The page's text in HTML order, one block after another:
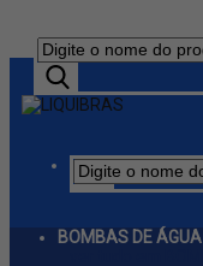
BOMBAS DE ÁGUA